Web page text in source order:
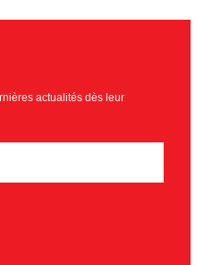
actualités dès leur